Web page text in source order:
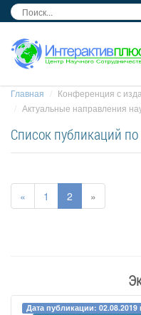
Главная
Конференция с
Актуальные направления
Список публикаций
« 1 2 »
Дата публикации: 02.08.2019